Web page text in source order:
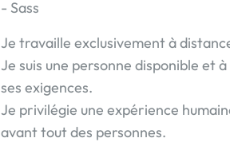
- Sass
Je travaille exclusivement à
Je suis une personne disponible et
ses exigences.
Je privilégie une expérience
avant tout des personnes.